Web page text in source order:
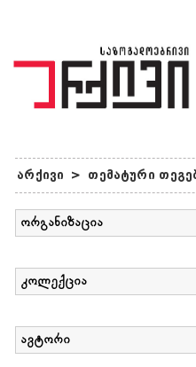
არქივი > თემატური
ორგანიზაცია
კოლექცია
ავტორი